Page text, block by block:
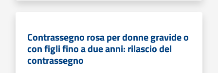
Contrassegno rosa per donne gravide o
con figli fino a due anni: rilascio del
contrassegno